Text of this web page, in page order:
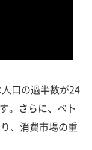
口の過半数が24
。さらに、ベト
、消費市場の重